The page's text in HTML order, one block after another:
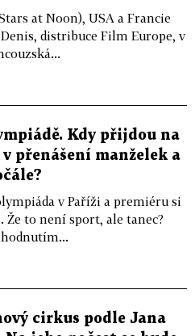
at Noon), USA a Francie
distribuce Film Europe, v
Kdy přijdou na
přenášení manželek a
v Paříži a premiéru si
Že to není sport, ale tanec?
cirkus podle Jana